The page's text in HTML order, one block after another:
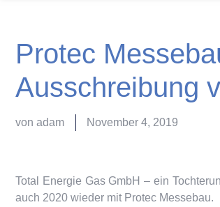
Protec
Ausschreibung
von adam November 4, 2019
Total Energie Gas GmbH – ein
auch 2020 wieder mit Protec Messebau.